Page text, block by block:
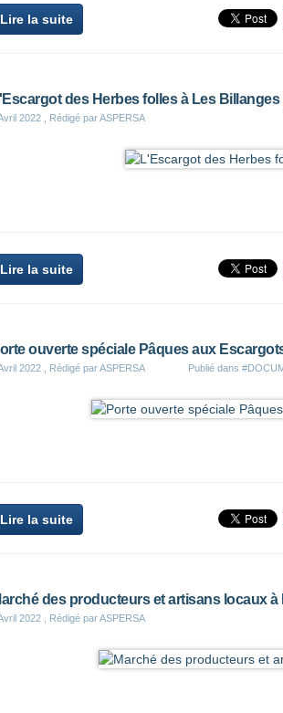
Lire la suite
des Herbes folles à Les Billanges
2022 , Rédigé par ASPERSA
Lire la suite
ouverte spéciale Pâques aux
2022 , Rédigé par ASPERSA Publié dans
Lire la suite
des producteurs et artisans locaux à
2022 , Rédigé par ASPERSA